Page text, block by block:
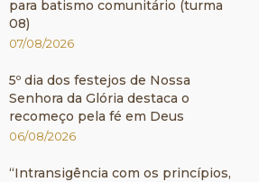
para batismo comunitário (turma
08)
07/08/2026
5º dia dos festejos de Nossa
Senhora da Glória destaca o
recomeço pela fé em Deus
06/08/2026
“Intransigência com os princípios,